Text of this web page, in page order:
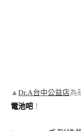
▲Dr.A台中公益店為
電池吧 ！